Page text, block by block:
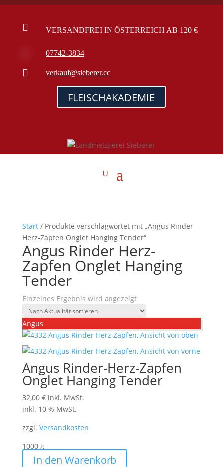
 VERSANDFREI IN ÖSTERREICH AB 120 €
07742-3834
 verkauf@sieberer.cc
FLEISCHAKADEMIE
Start/ Produkte verschlagwortet mit „Angus Rinder
Herz-Zapfen Onglet Hanging Tender“
Angus Rinder Herz-
Zapfen Onglet Hanging
Tender
Einzelnes Ergebnis wird angezeigt
Angus
Angus Rinder-Herz-Zapfen
Onglet Hanging Tender
32,00 € inkl. MwSt.
inkl. 10 % MwSt.
zzgl. Versandkosten
1000 g
In den Warenkorb